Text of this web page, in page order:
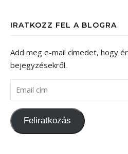
IRATKOZZ FEL A BLOGRA
Add meg e-mail címedet, hogy
bejegyzésekről.
Email cím
Feliratkozás